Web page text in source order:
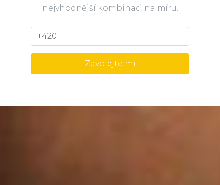
nejvhodnější kombinaci na míru.